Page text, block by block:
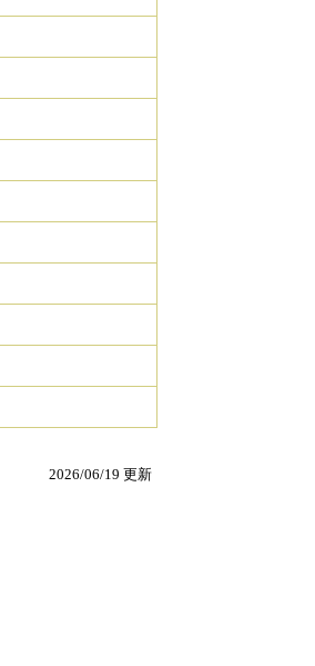
2026/06/19 更新